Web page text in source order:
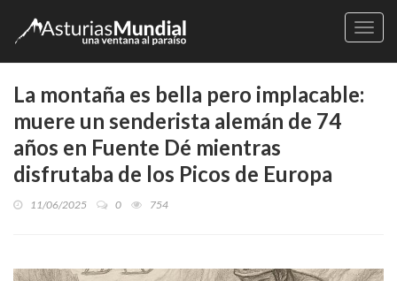
La montaña es bella pero implacable:
muere un senderista alemán de 74
años en Fuente Dé mientras
disfrutaba de los Picos de Europa
11/06/2025 0 754